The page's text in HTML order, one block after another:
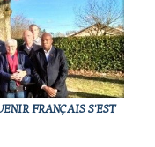
FRANÇAIS S'EST